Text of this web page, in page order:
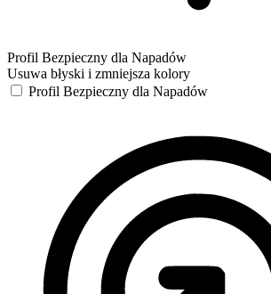
Profil Bezpieczny dla Napadów
Usuwa błyski i zmniejsza kolory
Profil Bezpieczny dla Napadów